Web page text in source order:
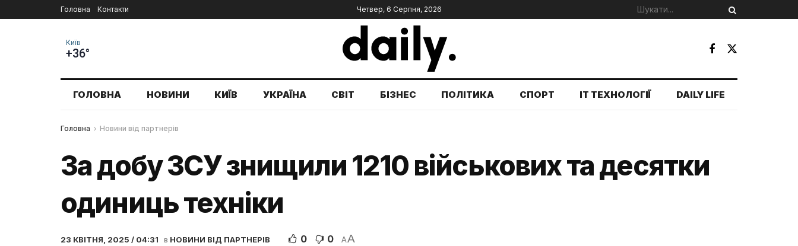
Головна Контакти Четвер, 6 Серпня, 2026
Київ
+36°
ГОЛОВНА НОВИНИ КИЇВ УКРАЇНА СВІТ БІЗНЕС ПОЛІТИКА СПОРТ IT ТЕХНОЛОГІЇ DAILY LIFE
Головна Новини від партнерів
За добу ЗСУ знищили 1210 військових та десятки
одиниць техніки
23 КВІТНЯ, 2025 / 04:31 в НОВИНИ ВІД ПАРТНЕРІВ 0 0 AA